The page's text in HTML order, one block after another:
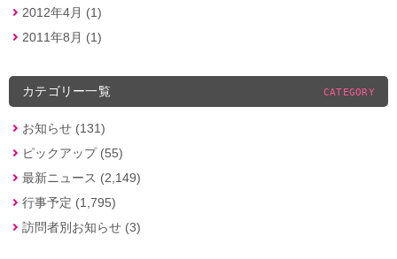
2012年4月 (1)
2011年8月 (1)
カテゴリー一覧 CATEGORY
お知らせ (131)
ピックアップ (55)
最新ニュース (2,149)
行事予定 (1,795)
訪問者別お知らせ (3)